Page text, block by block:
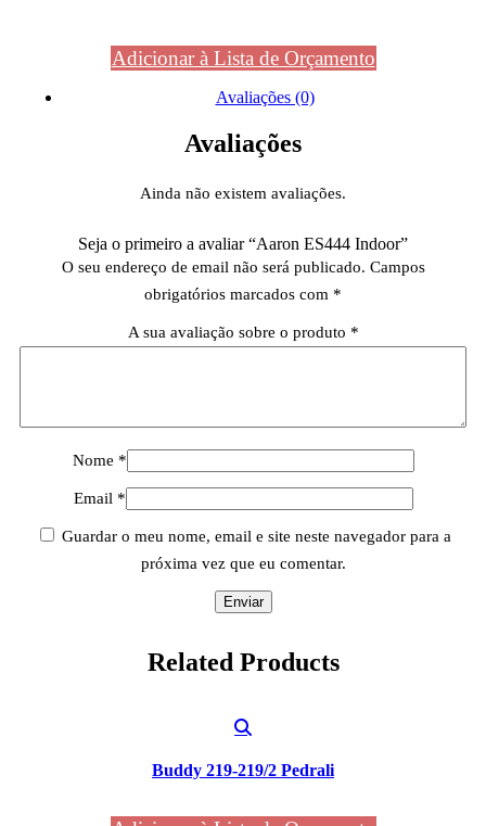
Adicionar à Lista de Orçamento
Avaliações (0)
Avaliações
Ainda não existem avaliações.
Seja o primeiro a avaliar “Aaron ES444 Indoor”
O seu endereço de email não será publicado. Campos
obrigatórios marcados com *
A sua avaliação sobre o produto *
Nome *
Email *
Guardar o meu nome, email e site neste navegador para a
próxima vez que eu comentar.
Related Products
Buddy 219-219/2 Pedrali